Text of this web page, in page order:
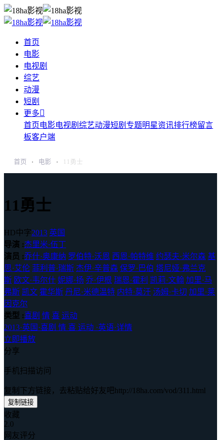
首页
电影
电视剧
综艺
动漫
短剧
更多
首页电影电视剧 综艺动漫短剧 专题明星资讯排行榜留言
板客户端
首页 › 电影 › 11勇士
11勇士
HD中字2013 英国
导演 :杰里米·伍丁
演员 :乔什·奥康纳 罗伯特·沃恩 西恩·帕特维 约瑟夫·米尔森 基
思·艾伦 菲利普·瑞斯 杰伊·辛普森 保罗·巴伯 塔尼娅·弗兰克
斯 欧文·韦尔什 妮娜·扬 乔·伊根 瑞恩·霍利 凯莉·文翰 加里·马
弗斯 凯文 霍华斯 丹尼·米德温特 内特·莫汗 汤姆·卡切 加里·莱
因克尔
类型 :喜剧 情 喜 运动
2013·英国 ·喜剧 情 喜 运动 ·英语·详情
立即播放
分享
手机扫描访问
复制下方链接，去粘贴给好友吧http://18ha.com/vod/311.html
复制链接
收藏
2.0
网友评分